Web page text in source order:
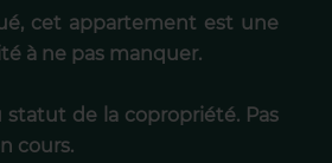
cet appartement est une
à ne pas manquer.
statut de la copropriété. Pas
cours.